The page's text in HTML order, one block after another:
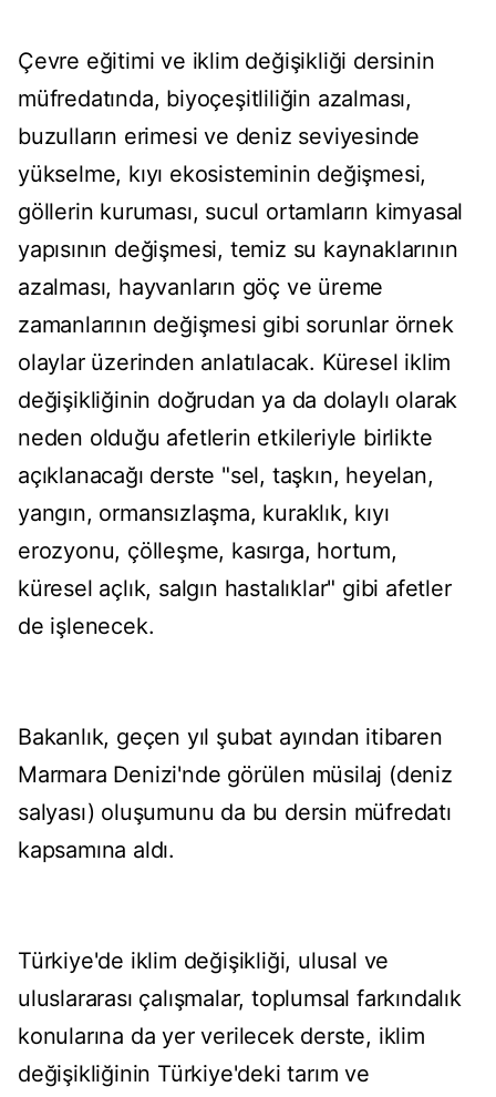
Çevre eğitimi ve iklim değişikliği dersinin
müfredatında, biyoçeşitliliğin azalması,
buzulların erimesi ve deniz seviyesinde
yükselme, kıyı ekosisteminin değişmesi,
göllerin kuruması, sucul ortamların kimyasal
yapısının değişmesi, temiz su kaynaklarının
azalması, hayvanların göç ve üreme
zamanlarının değişmesi gibi sorunlar örnek
olaylar üzerinden anlatılacak. Küresel iklim
değişikliğinin doğrudan ya da dolaylı olarak
neden olduğu afetlerin etkileriyle birlikte
açıklanacağı derste "sel, taşkın, heyelan,
yangın, ormansızlaşma, kuraklık, kıyı
erozyonu, çölleşme, kasırga, hortum,
küresel açlık, salgın hastalıklar" gibi afetler
de işlenecek.
Bakanlık, geçen yıl şubat ayından itibaren
Marmara Denizi'nde görülen müsilaj (deniz
salyası) oluşumunu da bu dersin müfredatı
kapsamına aldı.
Türkiye'de iklim değişikliği, ulusal ve
uluslararası çalışmalar, toplumsal farkındalık
konularına da yer verilecek derste, iklim
değişikliğinin Türkiye'deki tarım ve